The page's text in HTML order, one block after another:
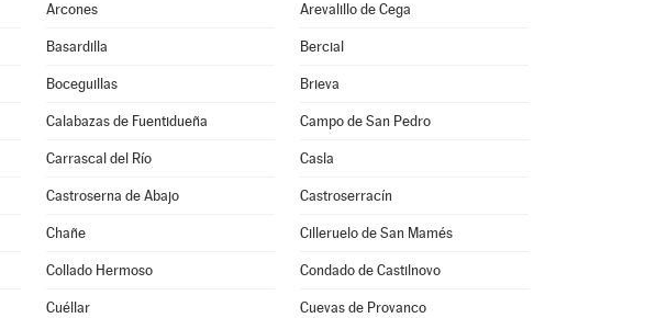
Arcones Arevalillo de Cega
Basardilla Bercial
Boceguillas Brieva
Calabazas de Fuentidueña Campo de San Pedro
Carrascal del Río Casla
Castroserna de Abajo Castroserracín
Chañe Cilleruelo de San Mamés
Collado Hermoso Condado de Castilnovo
Cuéllar Cuevas de Provanco